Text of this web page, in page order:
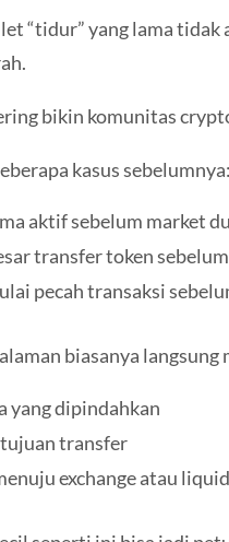
“tidur” yang lama
bikin komunitas
kasus sebelumnya:
aktif sebelum market
transfer token
pecah transaksi
biasanya langsung
yang dipindahkan
tujuan transfer
exchange atau